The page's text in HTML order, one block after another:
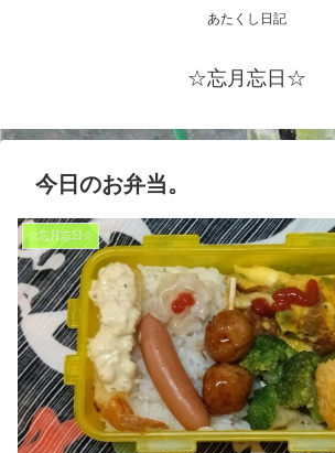
あたくし日記
☆忘月忘日☆
今日のお弁当。
☆忘月忘日☆